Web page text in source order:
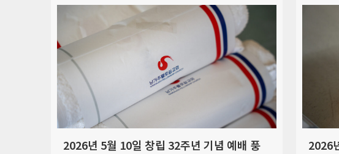
립 32주년 기념 예배 풍 2026년 4월 5일 부활 주일 풍경